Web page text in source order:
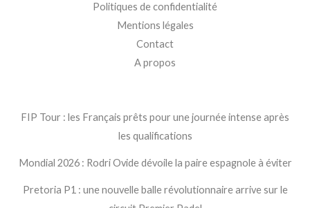
Politiques de confidentialité
Mentions légales
Contact
A propos
FIP Tour : les Français prêts pour une journée intense après
les qualifications
Mondial 2026 : Rodri Ovide dévoile la paire espagnole à éviter
Pretoria P1 : une nouvelle balle révolutionnaire arrive sur le